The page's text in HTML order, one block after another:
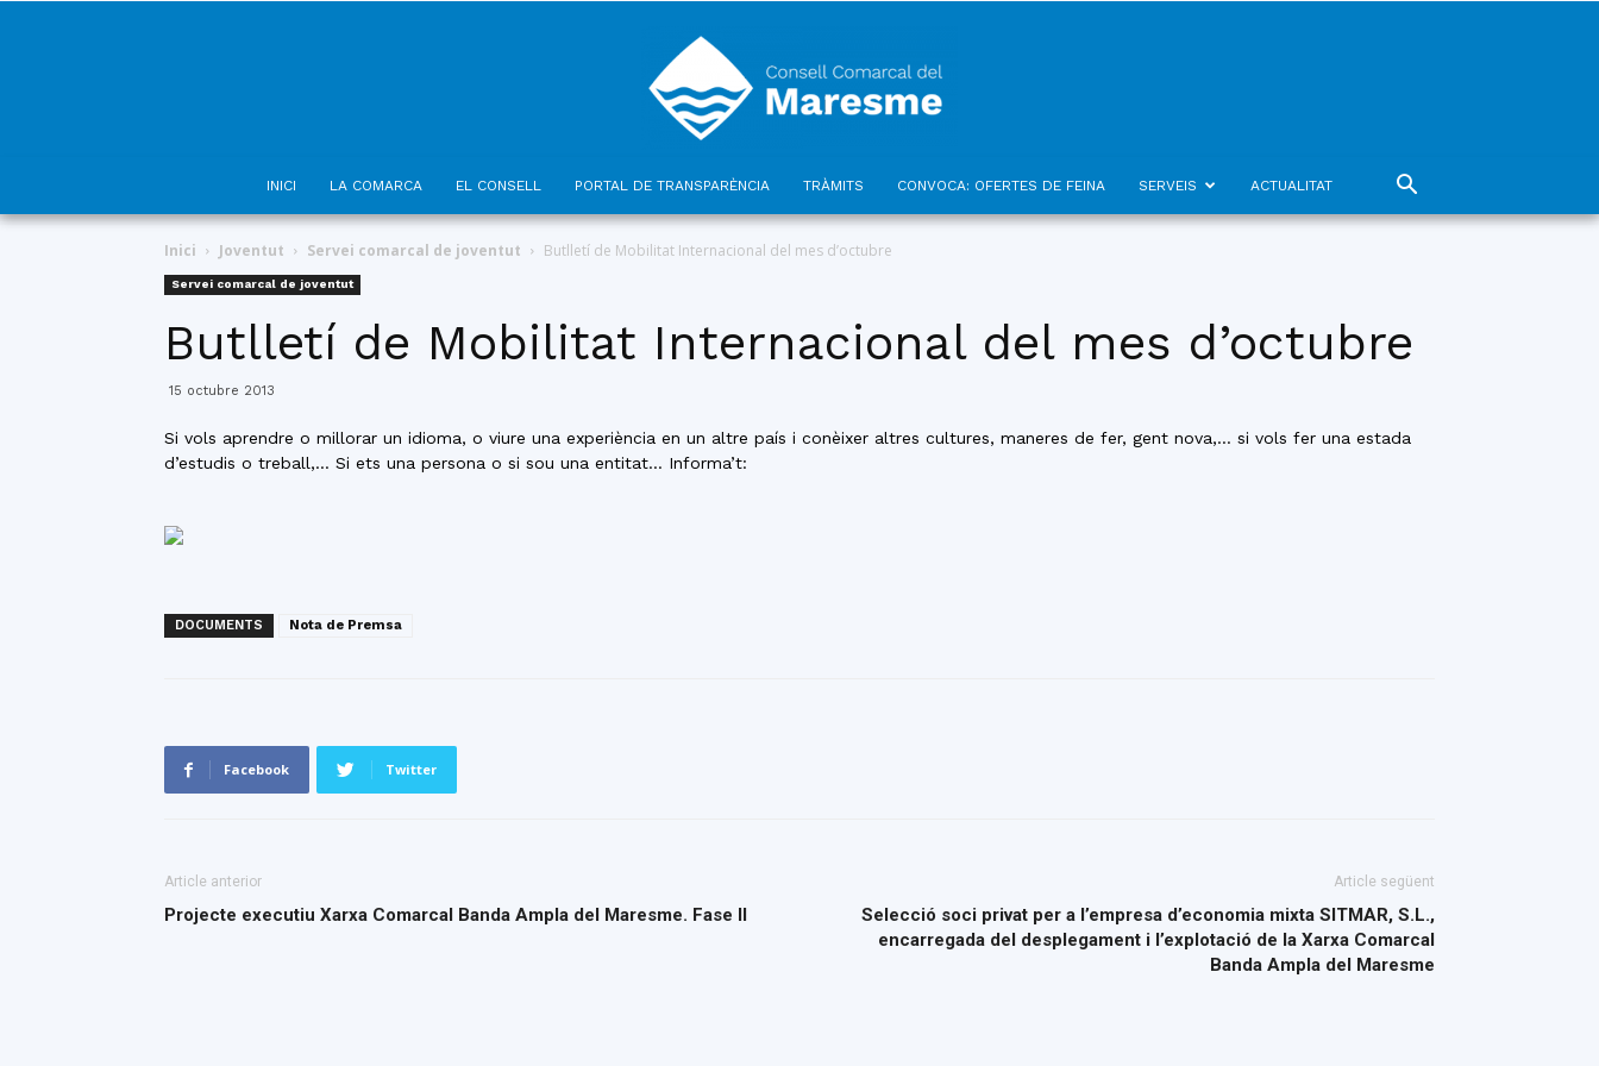
INICI LA COMARCA EL CONSELL PORTAL DE TRANSPARÈNCIA TRÀMITS CONVOCA: OFERTES DE FEINA SERVEIS ACTUALITAT
Inici Joventut Servei comarcal de joventut Butlletí de Mobilitat Internacional del mes d’octubre
Servei comarcal de joventut
Butlletí de Mobilitat Internacional del mes d’octubre
15 octubre 2013
Si vols aprendre o millorar un idioma, o viure una experiència en un altre país i conèixer altres cultures, maneres de fer, gent nova,… si vols fer una estada
d’estudis o treball,… Si ets una persona o si sou una entitat… Informa’t:
DOCUMENTS Nota de Premsa
Facebook Twitter
Article anterior
Projecte executiu Xarxa Comarcal Banda Ampla del Maresme. Fase II
Article següent
Selecció soci privat per a l’empresa d’economia mixta SITMAR, S.L.,
encarregada del desplegament i l’explotació de la Xarxa Comarcal
Banda Ampla del Maresme